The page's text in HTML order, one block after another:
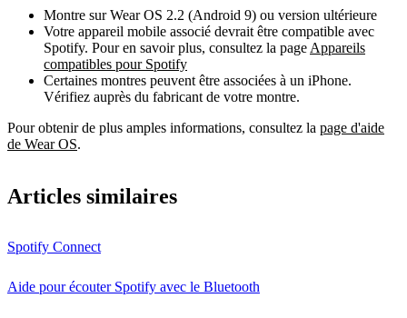
Montre sur Wear OS 2.2 (Android 9) ou version ultérieure
Votre appareil mobile associé devrait être compatible avec
Spotify. Pour en savoir plus, consultez la page Appareils
compatibles pour Spotify
Certaines montres peuvent être associées à un iPhone.
Vérifiez auprès du fabricant de votre montre.
Pour obtenir de plus amples informations, consultez la page d'aide
de Wear OS.
Articles similaires
Spotify Connect
Aide pour écouter Spotify avec le Bluetooth